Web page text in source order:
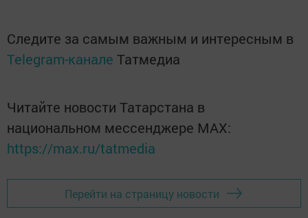
Следите за самым важным и интересным в
Telegram-канале Татмедиа
Читайте новости Татарстана в
национальном мессенджере MАХ:
https://max.ru/tatmedia
Перейти на страницу новости